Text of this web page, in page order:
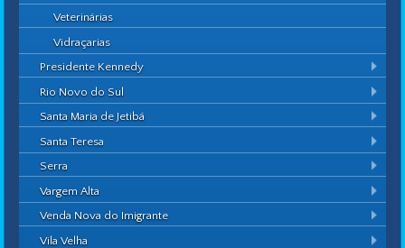
Veterinárias
Vidraçarias
Presidente Kennedy
Rio Novo do Sul
Santa Maria de Jetibá
Santa Teresa
Serra
Vargem Alta
Venda Nova do Imigrante
Vila Velha